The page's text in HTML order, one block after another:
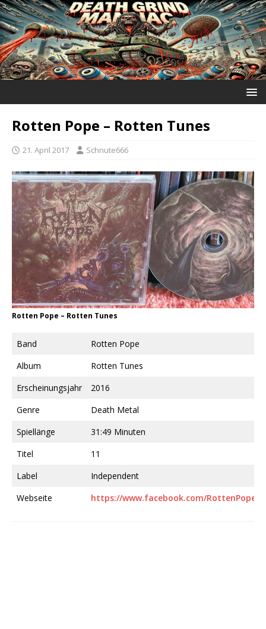
Rotten Pope ‎– Rotten Tunes
21. April 2017 Schnute666
Rotten Pope ‎– Rotten Tunes
Band
Rotten Pope
Album
Rotten Tunes
Erscheinungsjahr
2016
Genre
Death Metal
Spiellänge
31:49 Minuten
Titel
11
Label
Independent
Webseite
https://www.facebook.com/RottenPope